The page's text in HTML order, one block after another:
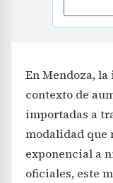
En Mendoza,
contexto de
importadas a
modalidad que
exponencial a
oficiales, este